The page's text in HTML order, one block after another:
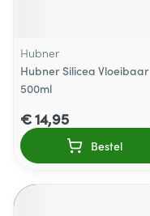
Hubner
Hubner Silicea Vloeibaar
500ml
€ 14,95
Bestel